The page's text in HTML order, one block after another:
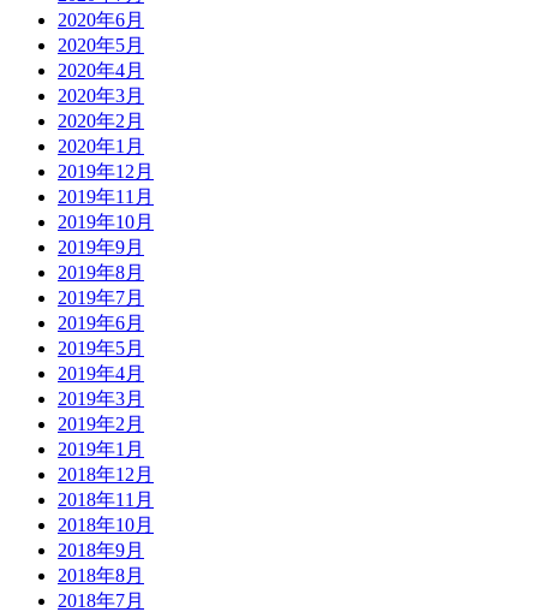
2020年6月
2020年5月
2020年4月
2020年3月
2020年2月
2020年1月
2019年12月
2019年11月
2019年10月
2019年9月
2019年8月
2019年7月
2019年6月
2019年5月
2019年4月
2019年3月
2019年2月
2019年1月
2018年12月
2018年11月
2018年10月
2018年9月
2018年8月
2018年7月